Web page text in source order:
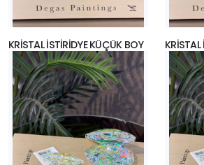
KRİSTAL İSTİRİDYE KÜÇÜK BOY